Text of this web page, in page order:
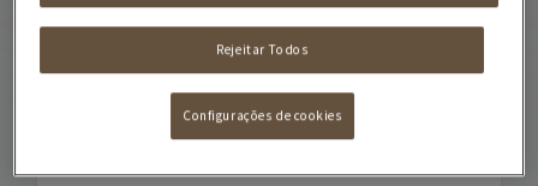
o sistema digestivo do
seu cão. Inclui
ingredientes altamente
digeríveis (como ovo)
Rejeitar Todos
Configurações de cookies